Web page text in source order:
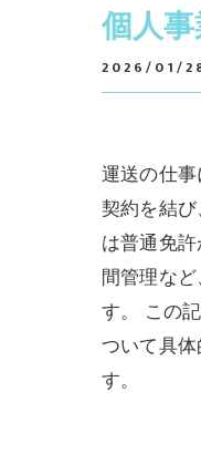
個人
2026/01/
運送の仕
契約を結
は普通免
間管理な
す。 この
ついて具
す。